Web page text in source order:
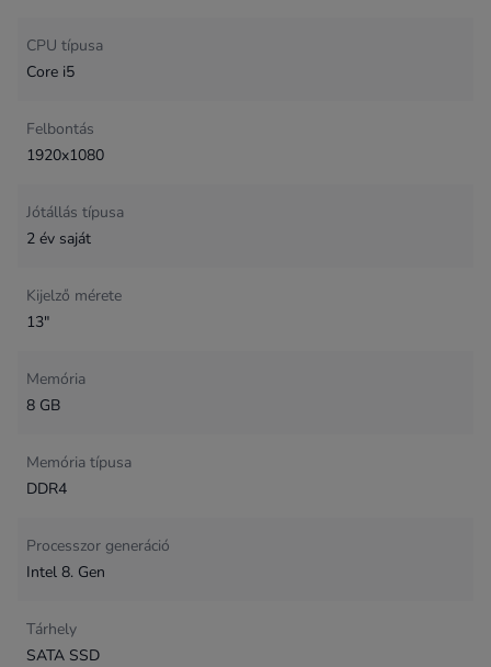
CPU típusa
Core i5
Felbontás
1920x1080
Jótállás típusa
2 év saját
Kijelző mérete
13"
Memória
8 GB
Memória típusa
DDR4
Processzor generáció
Intel 8. Gen
Tárhely
SATA SSD